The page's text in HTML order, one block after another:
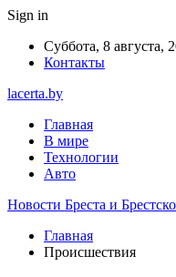
Sign in
Суббота, 8 августа,
Контакты
lacerta.by
Главная
В мире
Технологии
Авто
Новости Бреста и
Главная
Происшествия